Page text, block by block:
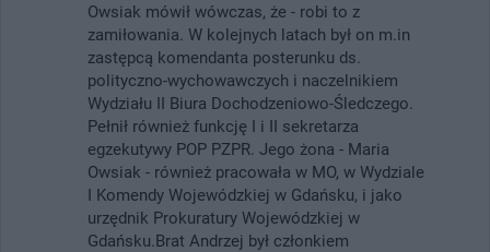
Owsiak mówił wówczas, że - robi to z
zamiłowania. W kolejnych latach był on m.in
zastępcą komendanta posterunku ds.
polityczno-wychowawczych i naczelnikiem
Wydziału II Biura Dochodzeniowo-Śledczego.
Pełnił również funkcję I i II sekretarza
egzekutywy POP PZPR. Jego żona - Maria
Owsiak - również pracowała w MO, w Wydziale
I Komendy Wojewódzkiej w Gdańsku, i jako
urzędnik Prokuratury Wojewódzkiej w
Gdańsku.Brat Andrzej był członkiem